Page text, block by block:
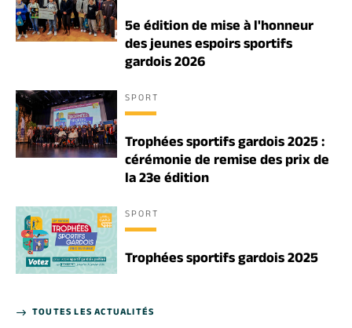
5e édition de mise à l'honneur
des jeunes espoirs sportifs
gardois 2026
SPORT
Trophées sportifs gardois 2025 :
cérémonie de remise des prix de
la 23e édition
SPORT
Trophées sportifs gardois 2025
TOUTES LES ACTUALITÉS